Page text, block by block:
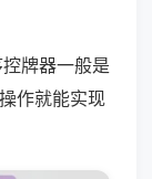
牌器一般是
作就能实现